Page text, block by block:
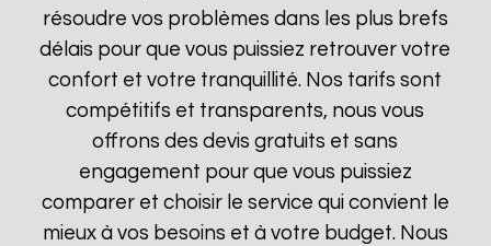
résoudre vos problèmes dans les plus brefs
délais pour que vous puissiez retrouver votre
confort et votre tranquillité. Nos tarifs sont
compétitifs et transparents, nous vous
offrons des devis gratuits et sans
engagement pour que vous puissiez
comparer et choisir le service qui convient le
mieux à vos besoins et à votre budget. Nous